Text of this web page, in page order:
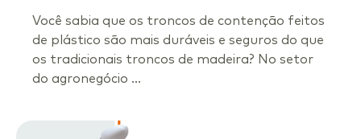
Você sabia que os troncos de contenção feitos
de plástico são mais duráveis e seguros do que
os tradicionais troncos de madeira? No setor
do agronegócio ...